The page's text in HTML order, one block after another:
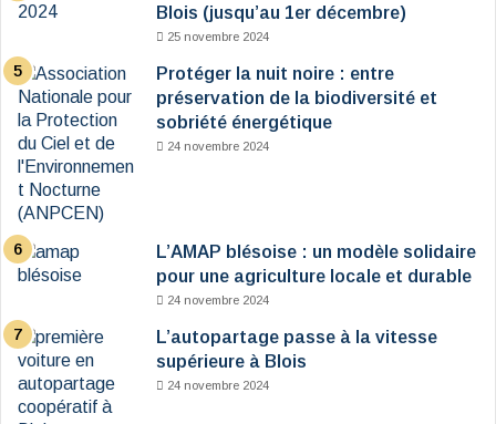
Blois (jusqu’au 1er décembre)
25 novembre 2024
Protéger la nuit noire : entre
préservation de la biodiversité et
sobriété énergétique
24 novembre 2024
L’AMAP blésoise : un modèle solidaire
pour une agriculture locale et durable
24 novembre 2024
L’autopartage passe à la vitesse
supérieure à Blois
24 novembre 2024